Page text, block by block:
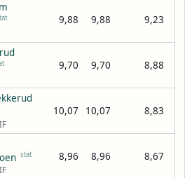
9,88 9,88 9,23
9,70 9,70 8,88
10,07 10,07 8,83
stat 8,96 8,96 8,67